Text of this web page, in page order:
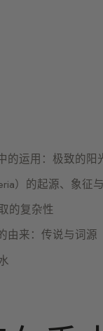
的运用：极致的阳
）的起源、象征
的复杂性
由来：传说与词源